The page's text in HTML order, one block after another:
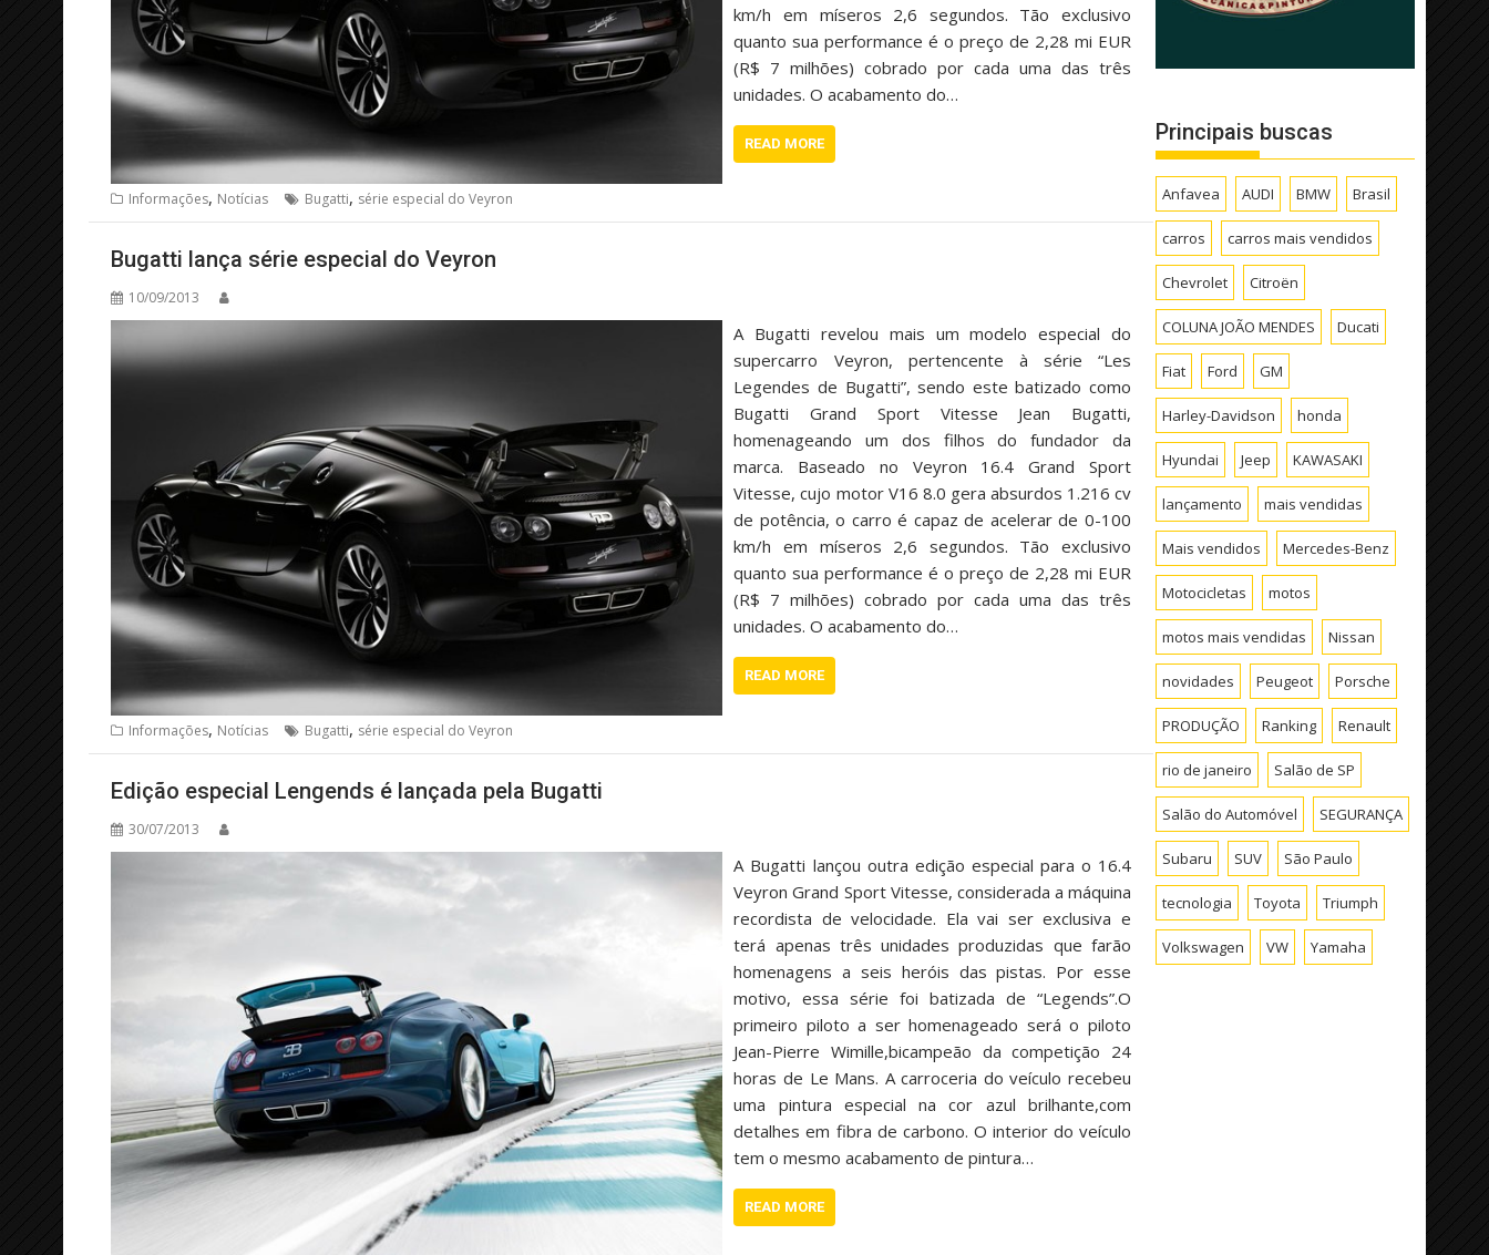
km/h em míseros 2,6 segundos. Tão exclusivo
quanto sua performance é o preço de 2,28 mi EUR
(R$ 7 milhões) cobrado por cada uma das três
unidades. O acabamento do…
READ MORE
Informações, Notícias Bugatti, série especial do Veyron
Bugatti lança série especial do Veyron
10/09/2013
A Bugatti revelou mais um modelo especial do
supercarro Veyron, pertencente à série “Les
Legendes de Bugatti”, sendo este batizado como
Bugatti Grand Sport Vitesse Jean Bugatti,
homenageando um dos filhos do fundador da
marca. Baseado no Veyron 16.4 Grand Sport
Vitesse, cujo motor V16 8.0 gera absurdos 1.216 cv
de potência, o carro é capaz de acelerar de 0-100
km/h em míseros 2,6 segundos. Tão exclusivo
quanto sua performance é o preço de 2,28 mi EUR
(R$ 7 milhões) cobrado por cada uma das três
unidades. O acabamento do…
READ MORE
Informações, Notícias Bugatti, série especial do Veyron
Edição especial Lengends é lançada pela Bugatti
30/07/2013
A Bugatti lançou outra edição especial para o 16.4
Veyron Grand Sport Vitesse, considerada a máquina
recordista de velocidade. Ela vai ser exclusiva e
terá apenas três unidades produzidas que farão
homenagens a seis heróis das pistas. Por esse
motivo, essa série foi batizada de “Legends”.O
primeiro piloto a ser homenageado será o piloto
Jean-Pierre Wimille,bicampeão da competição 24
horas de Le Mans. A carroceria do veículo recebeu
uma pintura especial na cor azul brilhante,com
detalhes em fibra de carbono. O interior do veículo
tem o mesmo acabamento de pintura…
READ MORE
Principais buscas
Anfavea AUDI BMW Brasil
carros carros mais vendidos
Chevrolet Citroën
COLUNA JOÃO MENDES Ducati
Fiat Ford GM
Harley-Davidson honda
Hyundai Jeep KAWASAKI
lançamento mais vendidas
Mais vendidos Mercedes-Benz
Motocicletas motos
motos mais vendidas Nissan
novidades Peugeot Porsche
PRODUÇÃO Ranking Renault
rio de janeiro Salão de SP
Salão do Automóvel SEGURANÇA
Subaru SUV São Paulo
tecnologia Toyota Triumph
Volkswagen VW Yamaha